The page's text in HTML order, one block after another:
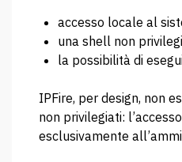
accesso locale al
una shell non
la possibilità di
IPFire, per design, non
non privilegiati:
esclusivamente